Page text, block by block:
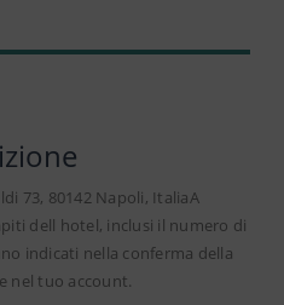
73, 80142 Napoli, ItaliaA
dell hotel, inclusi il numero di
indicati nella conferma della
nel tuo account.